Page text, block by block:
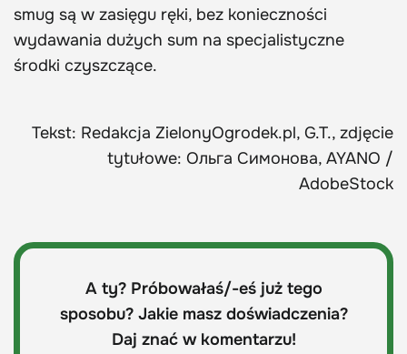
smug są w zasięgu ręki, bez konieczności
wydawania dużych sum na specjalistyczne
środki czyszczące.
Tekst: Redakcja ZielonyOgrodek.pl, G.T., zdjęcie
tytułowe: Ольга Симонова, AYANO /
AdobeStock
A ty? Próbowałaś/-eś już tego
sposobu? Jakie masz doświadczenia?
Daj znać w komentarzu!